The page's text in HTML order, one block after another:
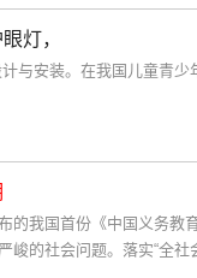
灯，
与安装。在我国儿童青
的我国首份《中国义务
的社会问题。落实“全